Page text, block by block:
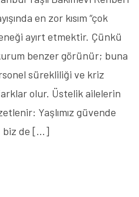
en zor kısım “çok
ayırt etmektir. Çünkü
benzer görünür; buna
sürekliliği ve kriz
olur. Üstelik ailelerin
Yaşlımız güvende
biz de […]